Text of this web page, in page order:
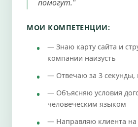
помогут."
МОИ КОМПЕТЕНЦИИ:
— Знаю карту сайта и
компании наизусть
— Отвечаю за 3 секунды,
— Объясняю условия
человеческим языком
— Направляю клиента на